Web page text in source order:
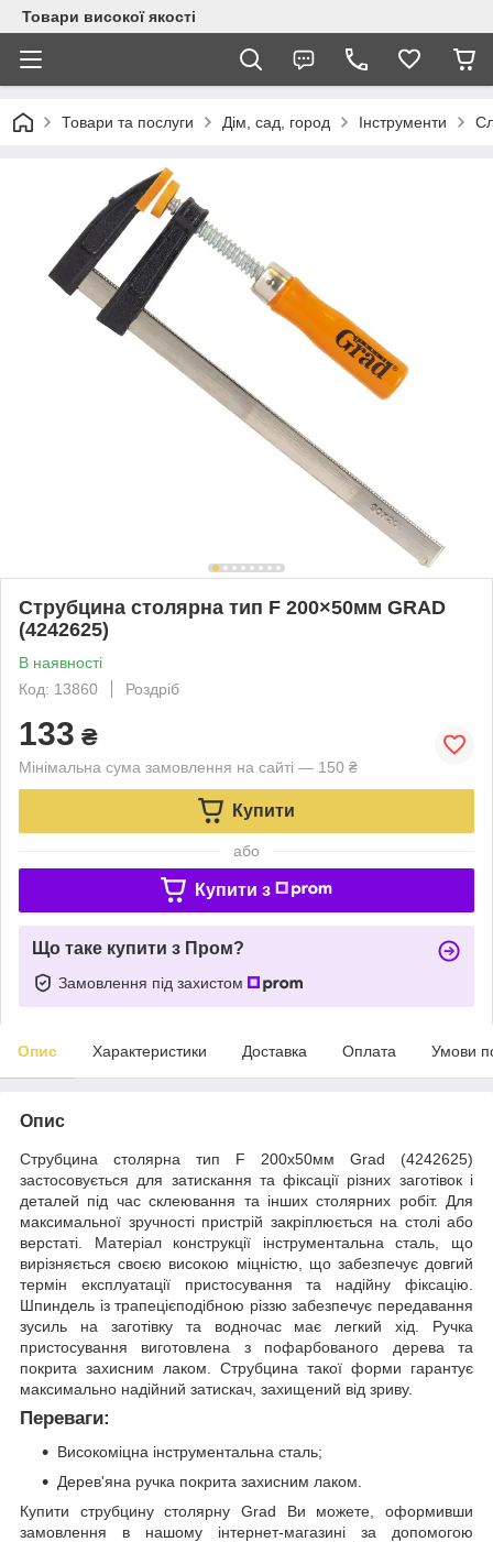
Товари високої якості
Товари та послуги Дім, сад, город Інструменти
Струбцина столярна тип F 200×50мм GRAD
(4242625)
В наявності
Код: 13860
Роздріб
133 ₴
Мінімальна сума замовлення на сайті — 150 ₴
Купити
або
Купити з
Що таке купити з Пром?
Замовлення під захистом
Опис Характеристики Доставка Оплата Умови
Опис
Струбцина столярна тип F 200x50мм Grad (4242625)
застосовується для затискання та фіксації різних заготівок і
деталей під час склеювання та інших столярних робіт. Для
максимальної зручності пристрій закріплюється на столі або
верстаті. Матеріал конструкції інструментальна сталь, що
вирізняється своєю високою міцністю, що забезпечує довгий
термін експлуатації пристосування та надійну фіксацію.
Шпиндель із трапецієподібною різзю забезпечує передавання
зусиль на заготівку та водночас має легкий хід. Ручка
пристосування виготовлена з пофарбованого дерева та
покрита захисним лаком. Струбцина такої форми гарантує
максимально надійний затискач, захищений від зриву.
Переваги:
Високоміцна інструментальна сталь;
Дерев'яна ручка покрита захисним лаком.
Купити струбцину столярну Grad Ви можете, оформивши
замовлення в нашому інтернет-магазині за допомогою